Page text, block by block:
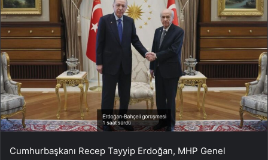
Cumhurbaşkanı Recep Tayyip Erdoğan, MHP Genel